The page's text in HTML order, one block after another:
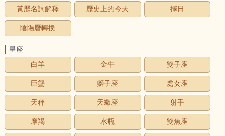
黃歷名詞解釋
歷史上的今天 擇日
陰陽曆轉換
星座
白羊
金牛 雙子座
巨蟹 獅子座 處女座
天秤 天蠍座 射手
摩羯 水瓶 雙魚座